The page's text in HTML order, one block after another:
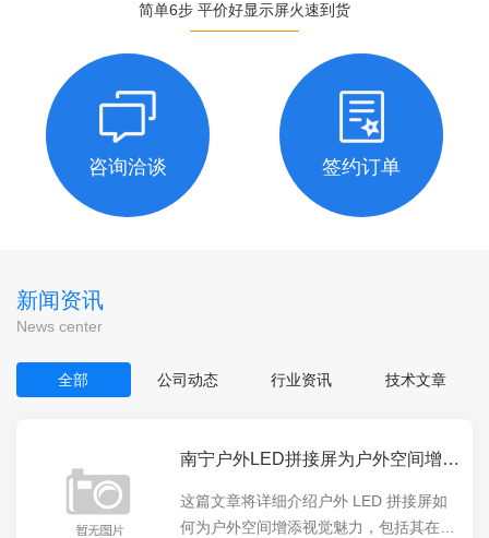
简单6步 平价好显示屏火速到货
咨询洽谈 签约订单
新闻资讯
News center
全部 公司动态 行业资讯 技术文章
南宁户外LED拼接屏为户外空间增添视觉魅力
这篇文章将详细介绍户外 LED 拼接屏如
何为户外空间增添视觉魅力，包括其在展